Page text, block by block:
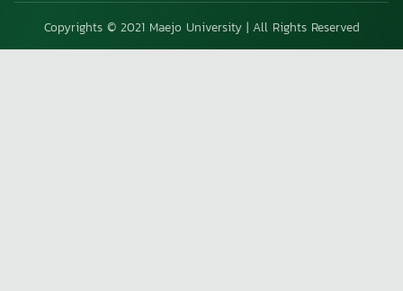
Copyrights © 2021 Maejo University | All Rights Reserved